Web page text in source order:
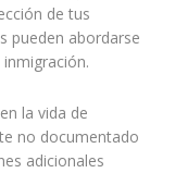
de tus
pueden abordarse
la vida de
no documentado
adicionales